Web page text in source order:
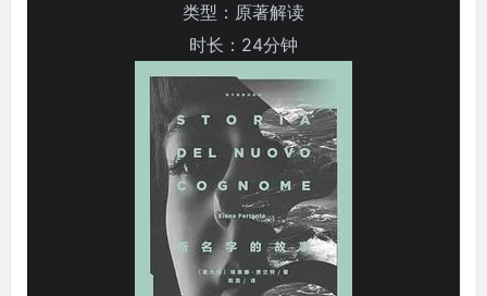
类型：原著解读
时长：24分钟